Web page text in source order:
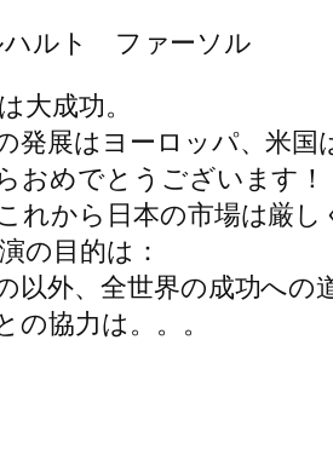
ルト ファーソル
大成功。
発展はヨーロッパ、米国
おめでとうございます！
れから日本の市場は厳し
の目的は：
以外、全世界の成功への
の協力は。。。